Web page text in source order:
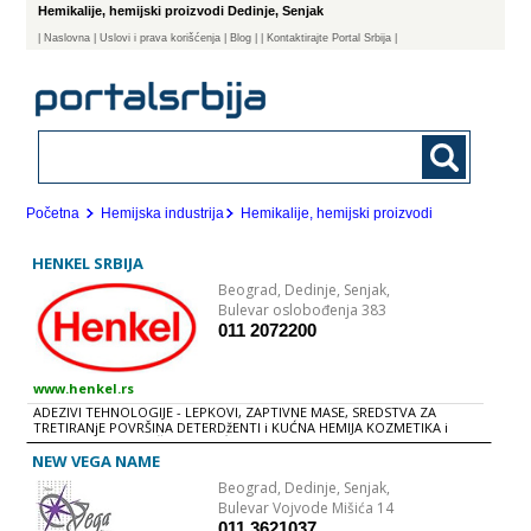
Hemikalije, hemijski proizvodi Dedinje, Senjak
Naslovna | Uslovi i prava korišćenja Blog | Kontaktirajte Portal Srbija |
Početna Hemijska industrija Hemikalije, hemijski proizvodi
HENKEL SRBIJA
Beograd, Dedinje, Senjak,
Bulevar oslobođenja 383
011 2072200
www.henkel.rs
ADEZIVI TEHNOLOGIJE - LEPKOVI, ZAPTIVNE MASE, SREDSTVA ZA
TRETIRANjE POVRŠINA DETERDžENTI i KUĆNA HEMIJA KOZMETIKA i
NEGA TELA DETERDŽENTI i KUĆNA HEMIJA Deterdženti Pranje posuđa
Čišćenje domaćinstva Sapuni Proizvodi za pranje veša i kućna hemija
imaju važnu ulogu u istoriji naše kompanije. Naši proizvodi i brendovi
za pranje veša i sudova i čišćenje. KOZMETIKA i NEGA TELA Kosa Telo
Koža Oralna higijena U našoj ponudi imamo: - sredstva za bojenje i
oblikovanje kose, šampone - kreme za kožu, proizvode za negu,
NEW VEGA NAME
Beograd, Dedinje, Senjak,
Bulevar Vojvode Mišića 14